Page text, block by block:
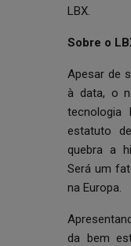
LBX.
Sobre o
Apesar de
à data, o
tecnologia
estatuto
quebra a
Será um
na Europa.
da bem